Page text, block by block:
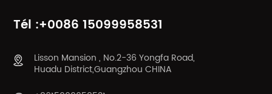
Tél :+0086 15099958531
Lisson Mansion , No.2-36 Yongfa Road,
Huadu District,Guangzhou CHINA